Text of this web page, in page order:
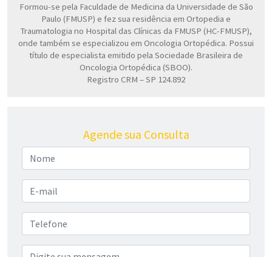
Formou-se pela Faculdade de Medicina da Universidade de São
Paulo (FMUSP) e fez sua residência em Ortopedia e
Traumatologia no Hospital das Clínicas da FMUSP (HC-FMUSP),
onde também se especializou em Oncologia Ortopédica. Possui
título de especialista emitido pela Sociedade Brasileira de
Oncologia Ortopédica (SBOO).
Registro CRM – SP 124.892
Agende sua Consulta